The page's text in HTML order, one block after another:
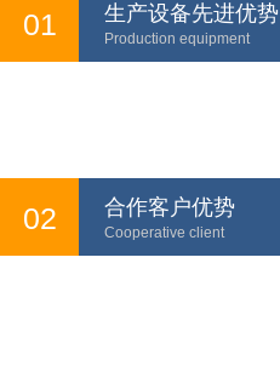
生产设备先进优势
Production equipment
01
合作客户优势
Cooperative client
02